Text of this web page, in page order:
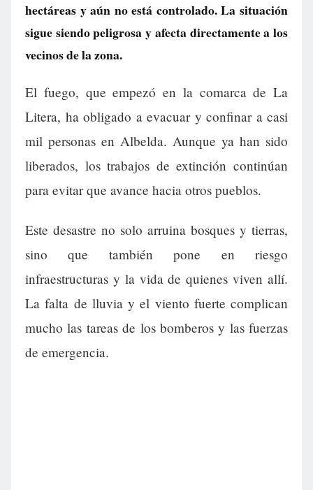
hectáreas y aún no está controlado. La situación
sigue siendo peligrosa y afecta directamente a los
vecinos de la zona.
El fuego, que empezó en la comarca de La
Litera, ha obligado a evacuar y confinar a casi
mil personas en Albelda. Aunque ya han sido
liberados, los trabajos de extinción continúan
para evitar que avance hacia otros pueblos.
Este desastre no solo arruina bosques y tierras,
sino que también pone en riesgo
infraestructuras y la vida de quienes viven allí.
La falta de lluvia y el viento fuerte complican
mucho las tareas de los bomberos y las fuerzas
de emergencia.